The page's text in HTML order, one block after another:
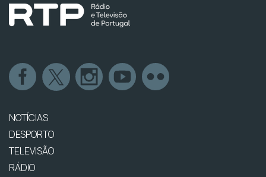
NOTÍCIAS
DESPORTO
TELEVISÃO
RÁDIO